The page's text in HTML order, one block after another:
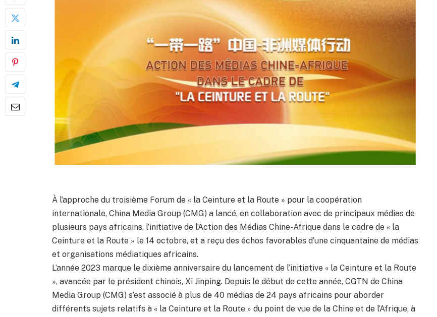
À l’approche du troisième Forum de « la Ceinture et la Route » pour la coopération
internationale, China Media Group (CMG) a lancé, en collaboration avec de principaux médias de
plusieurs pays africains, l’initiative de l’Action des Médias Chine-Afrique dans le cadre de « la
Ceinture et la Route » le 14 octobre, et a reçu des échos favorables d’une cinquantaine de médias
et organisations médiatiques africains.
L’année 2023 marque le dixième anniversaire du lancement de l’initiative « la Ceinture et la Route
», avancée par le président chinois, Xi Jinping. Depuis le début de cette année, CGTN de China
Media Group (CMG) s’est associé à plus de 40 médias de 24 pays africains pour aborder
différents sujets relatifs à « la Ceinture et la Route » du point de vue de la Chine et de l’Afrique, à